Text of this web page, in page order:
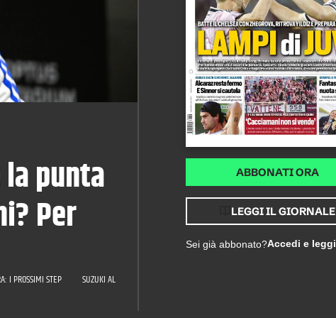
punta
Per
I PROSSIMI STEP SUZUKI AL PSG E L'ASSE PARIGI-TORINO: LA FORMULA
ABBONATI ORA
LEGGI IL GIORNALE
Sei già abbonato?Accedi e leggi